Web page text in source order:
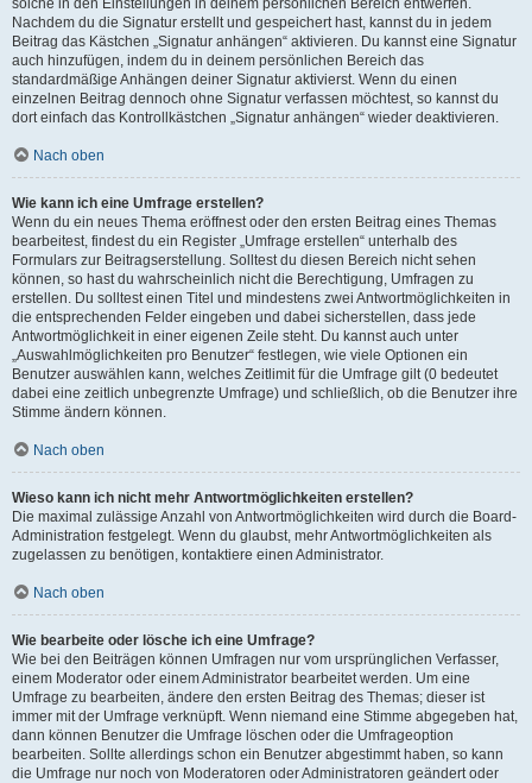
solche in den Einstellungen in deinem persönlichen Bereich entwerfen.
Nachdem du die Signatur erstellt und gespeichert hast, kannst du in jedem
Beitrag das Kästchen „Signatur anhängen“ aktivieren. Du kannst eine Signatur
auch hinzufügen, indem du in deinem persönlichen Bereich das
standardmäßige Anhängen deiner Signatur aktivierst. Wenn du einen
einzelnen Beitrag dennoch ohne Signatur verfassen möchtest, so kannst du
dort einfach das Kontrollkästchen „Signatur anhängen“ wieder deaktivieren.
Nach oben
Wie kann ich eine Umfrage erstellen?
Wenn du ein neues Thema eröffnest oder den ersten Beitrag eines Themas
bearbeitest, findest du ein Register „Umfrage erstellen“ unterhalb des
Formulars zur Beitragserstellung. Solltest du diesen Bereich nicht sehen
können, so hast du wahrscheinlich nicht die Berechtigung, Umfragen zu
erstellen. Du solltest einen Titel und mindestens zwei Antwortmöglichkeiten in
die entsprechenden Felder eingeben und dabei sicherstellen, dass jede
Antwortmöglichkeit in einer eigenen Zeile steht. Du kannst auch unter
„Auswahlmöglichkeiten pro Benutzer“ festlegen, wie viele Optionen ein
Benutzer auswählen kann, welches Zeitlimit für die Umfrage gilt (0 bedeutet
dabei eine zeitlich unbegrenzte Umfrage) und schließlich, ob die Benutzer ihre
Stimme ändern können.
Nach oben
Wieso kann ich nicht mehr Antwortmöglichkeiten erstellen?
Die maximal zulässige Anzahl von Antwortmöglichkeiten wird durch die Board-
Administration festgelegt. Wenn du glaubst, mehr Antwortmöglichkeiten als
zugelassen zu benötigen, kontaktiere einen Administrator.
Nach oben
Wie bearbeite oder lösche ich eine Umfrage?
Wie bei den Beiträgen können Umfragen nur vom ursprünglichen Verfasser,
einem Moderator oder einem Administrator bearbeitet werden. Um eine
Umfrage zu bearbeiten, ändere den ersten Beitrag des Themas; dieser ist
immer mit der Umfrage verknüpft. Wenn niemand eine Stimme abgegeben hat,
dann können Benutzer die Umfrage löschen oder die Umfrageoption
bearbeiten. Sollte allerdings schon ein Benutzer abgestimmt haben, so kann
die Umfrage nur noch von Moderatoren oder Administratoren geändert oder